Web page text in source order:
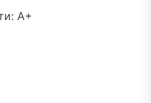
A+